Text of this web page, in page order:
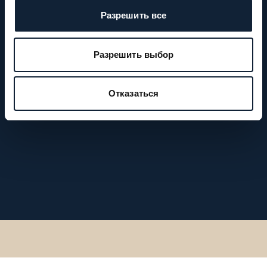
Разрешить все
Разрешить выбор
Отказаться